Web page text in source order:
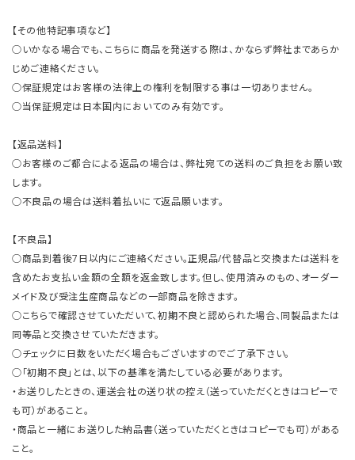
【その他特記事項など】
○いかなる場合でも、こちらに商品を発送する際は、かならず弊社まであらか
じめご連絡ください。
○保証規定はお客様の法律上の権利を制限する事は一切ありません。
○当保証規定は日本国内においてのみ有効です。
【返品送料】
○お客様のご都合による返品の場合は、弊社宛ての送料のご負担をお願い致
します。
○不良品の場合は送料着払いにて返品願います。
【不良品】
○商品到着後7日以内にご連絡ください。正規品/代替品と交換または送料を
含めたお支払い金額の全額を返金致します。但し、使用済みのもの、オーダー
メイド及び受注生産商品などの一部商品を除きます。
○こちらで確認させていただいて、初期不良と認められた場合、同製品または
同等品と交換させていただきます。
○チェックに日数をいただく場合もございますのでご了承下さい。
○「初期不良」とは、以下の基準を満たしている必要があります。
・お送りしたときの、運送会社の送り状の控え（送っていただくときはコピーで
も可）があること。
・商品と一緒にお送りした納品書（送っていただくときはコピーでも可）がある
こと。